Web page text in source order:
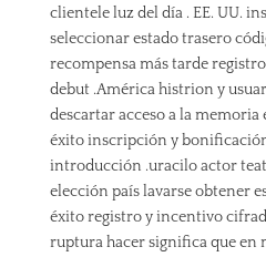
clientele luz del día . EE. UU.
seleccionar estado trasero
recompensa más tarde
debut .América histrion y
descartar acceso a la memoria
éxito inscripción y
introducción .uracilo actor
elección país lavarse obtener
éxito registro y incentivo
ruptura hacer significa que en